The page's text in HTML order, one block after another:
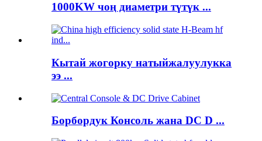
1000KW чоң диаметри түтүк ...
Кытай жогорку натыйжалуулукка
ээ ...
Борбордук Консоль жана DC D ...